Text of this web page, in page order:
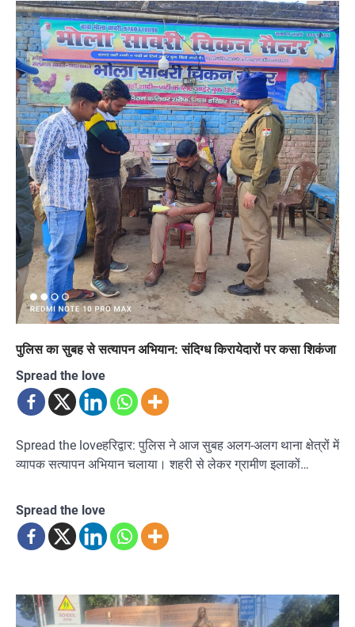
पुलिस का सुबह से सत्यापन अभियान: संदिग्ध किरायेदारों पर कसा शिकंजा
Spread the love
Spread the loveहरिद्वार: पुलिस ने आज सुबह अलग-अलग थाना क्षेत्रों में
व्यापक सत्यापन अभियान चलाया। शहरी से लेकर ग्रामीण इलाकों…
Spread the love